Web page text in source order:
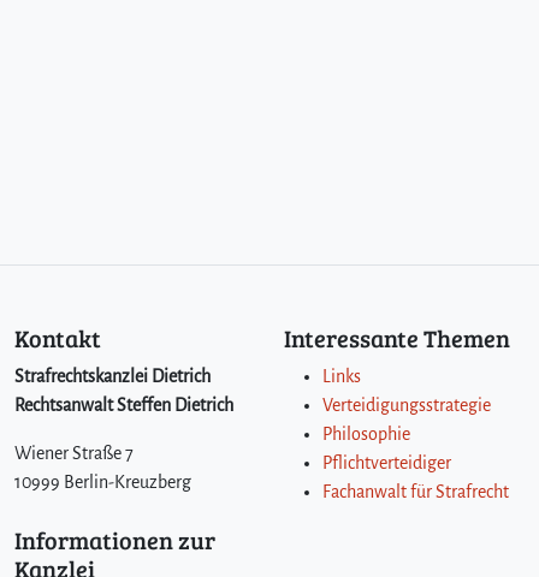
Kontakt
Strafrechtskanzlei Dietrich
Rechtsanwalt Steffen Dietrich
Wiener Straße 7
10999 Berlin-Kreuzberg
Interessante Themen
Links
Verteidigungsstrategie
Philosophie
Pflichtverteidiger
Fachanwalt für Strafrecht
Informationen zur
Kanzlei